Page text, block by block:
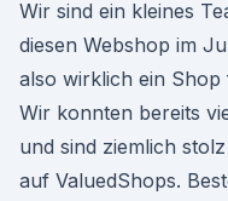
Wir sind ein kleines
diesen Webshop im
also wirklich ein
Wir konnten bereits
und sind ziemlich
auf ValuedShops.